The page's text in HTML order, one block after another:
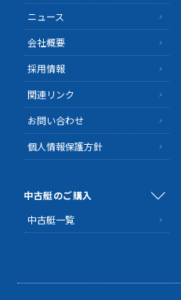
ニュース
会社概要
採用情報
関連リンク
お問い合わせ
個人情報保護方針
中古艇のご購入
中古艇一覧